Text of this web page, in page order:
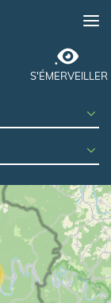
S'ÉMERVEILLER